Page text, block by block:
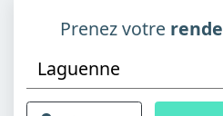
Prenez votre